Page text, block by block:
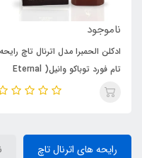
ناموجود
ادکلن الحمبرا مدل اترنال تاچ رایحه
تام فورد توباکو وانیل( Eternal
Touch ) Tom Ford Tobacco
رایحه های اترنال تاچ